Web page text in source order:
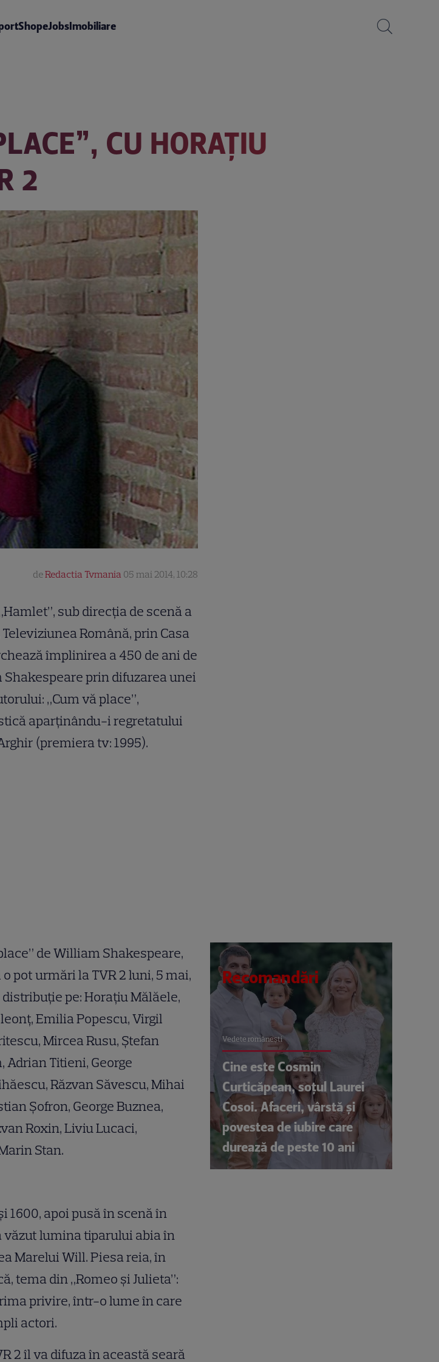
ShopeJobsImobiliare
CU HORAŢIU
2
deRedactia Tvmania 05 mai 2014, 10:28
sub direcţia de scenă a
Română, prin Casa
împlinirea a 450 de ani de
prin difuzarea unei
„Cum vă place”,
aparţinându-i regretatului
(premiera tv: 1995).
de William Shakespeare,
pot urmări la TVR 2 luni, 5 mai,
distribuţie pe: Horaţiu Mălăele,
Emilia Popescu, Virgil
Mircea Rusu, Ştefan
Adrian Titieni, George
Răzvan Săvescu, Mihai
Şofron, George Buznea,
Roxin, Liviu Lucaci,
Stan.
1600, apoi pusă în scenă în
văzut lumina tiparului abia în
Marelui Will. Piesa reia, în
tema din „Romeo şi Julieta”:
privire, într-o lume în care
actori.
2 îl va difuza în această seară
Recomandări
Vedete româneşti
Cine este Cosmin
Curticăpean, soțul Laurei
Cosoi. Afaceri, vârstă și
povestea de iubire care
durează de peste 10 ani